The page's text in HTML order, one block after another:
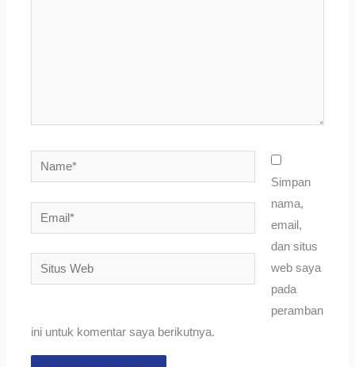
Name*
Email*
Situs
Web
Simpan
nama,
email,
dan situs
web saya
pada
peramban
ini untuk komentar saya berikutnya.